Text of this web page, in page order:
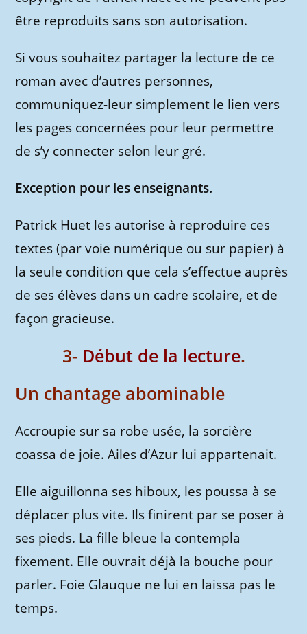
être reproduits sans son autorisation.
Si vous souhaitez partager la lecture de ce
roman avec d’autres personnes,
communiquez-leur simplement le lien vers
les pages concernées pour leur permettre
de s’y connecter selon leur gré.
Exception pour les enseignants.
Patrick Huet les autorise à reproduire ces
textes (par voie numérique ou sur papier) à
la seule condition que cela s’effectue auprès
de ses élèves dans un cadre scolaire, et de
façon gracieuse.
3- Début de la lecture.
Un chantage abominable
Accroupie sur sa robe usée, la sorcière
coassa de joie. Ailes d’Azur lui appartenait.
Elle aiguillonna ses hiboux, les poussa à se
déplacer plus vite. Ils finirent par se poser à
ses pieds. La fille bleue la contempla
fixement. Elle ouvrait déjà la bouche pour
parler. Foie Glauque ne lui en laissa pas le
temps.